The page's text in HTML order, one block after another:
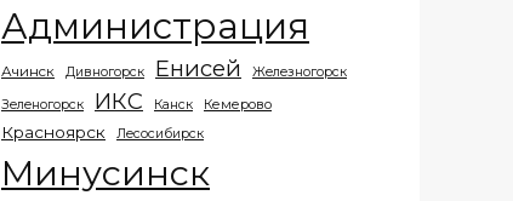
Администрация
Ачинск Дивногорск Енисей Железногорск
Зеленогорск ИКС Канск Кемерово
Красноярск Лесосибирск
Минусинск